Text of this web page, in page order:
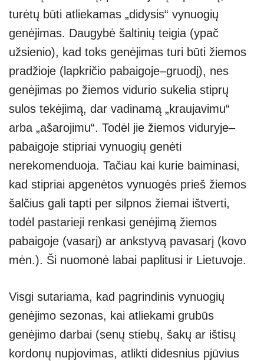
turėtų būti atliekamas „didysis“ vynuogių
genėjimas. Daugybė šaltinių teigia (ypač
užsienio), kad toks genėjimas turi būti žiemos
pradžioje (lapkričio pabaigoje–gruodį), nes
genėjimas po žiemos vidurio sukelia stiprų
sulos tekėjimą, dar vadinamą „kraujavimu“
arba „ašarojimu“. Todėl jie žiemos viduryje–
pabaigoje stipriai vynuogių genėti
nerekomenduoja. Tačiau kai kurie baiminasi,
kad stipriai apgenėtos vynuogės prieš žiemos
šalčius gali tapti per silpnos žiemai ištverti,
todėl pastarieji renkasi genėjimą žiemos
pabaigoje (vasarį) ar ankstyvą pavasarį (kovo
mėn.). Ši nuomonė labai paplitusi ir Lietuvoje.
Visgi sutariama, kad pagrindinis vynuogių
genėjimo sezonas, kai atliekami grubūs
genėjimo darbai (senų stiebų, šakų ar ištisų
kordonų nupjovimas, atlikti didesnius pjūvius